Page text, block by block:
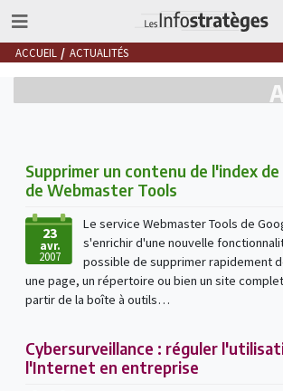
ACCUEIL ACTUALITÉS
Supprimer un contenu de l'index
de Webmaster Tools
23
avr.
2007
Le service Webmaster Tools de
s'enrichir d'une nouvelle
possible de supprimer rapidement
une page, un répertoire ou bien un site
partir de la boîte à outils…
Cybersurveillance : réguler
l'Internet en entreprise